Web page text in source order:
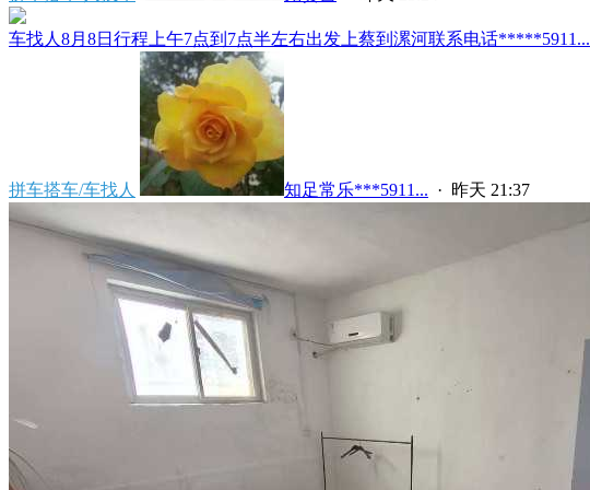
车找人8月8日行程上午7点到7点半左右出发上蔡到漯河联系电话*****5911...
拼车搭车/车找人 知足常乐***5911... · 昨天 21:37